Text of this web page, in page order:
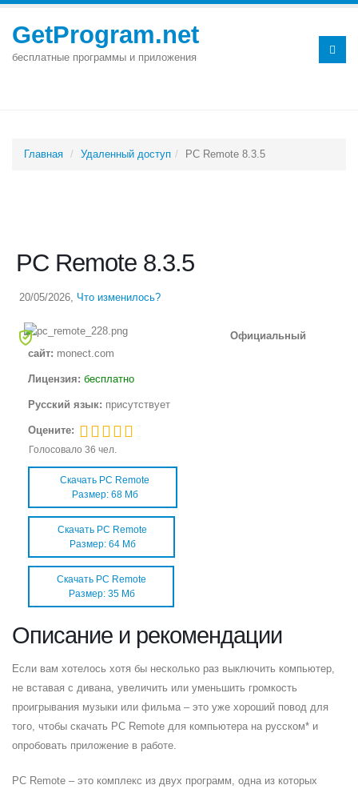
GetProgram.net
бесплатные программы и приложения
Главная Удаленный доступ PC Remote 8.3.5
PC Remote 8.3.5
20/05/2026, Что изменилось?
Официальный
сайт: monect.com
Лицензия: бесплатно
Русский язык: присутствует
Оцените:
Голосовало 36 чел.
Скачать PC Remote
Размер: 68 Мб
Скачать PC Remote
Размер: 64 Мб
Скачать PC Remote
Размер: 35 Мб
Описание и рекомендации
Если вам хотелось хотя бы несколько раз выключить компьютер,
не вставая с дивана, увеличить или уменьшить громкость
проигрывания музыки или фильма – это уже хороший повод для
того, чтобы скачать PC Remote для компьютера на русском* и
опробовать приложение в работе.
PC Remote – это комплекс из двух программ, одна из которых